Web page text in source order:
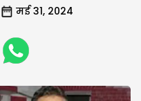
मई 31, 2024